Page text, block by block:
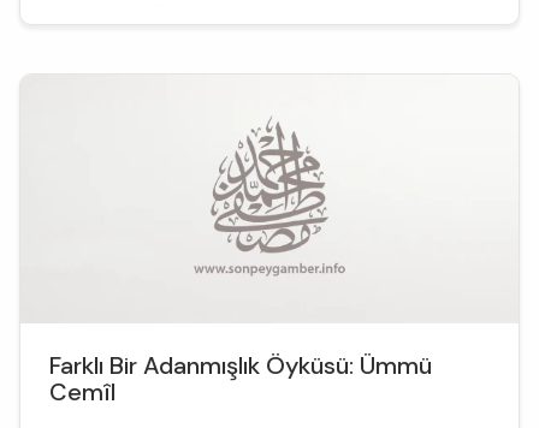
kokusundan fazla değer taşıdığı günlerde… Hayır
Farklı Bir Adanmışlık Öyküsü: Ümmü
Cemîl